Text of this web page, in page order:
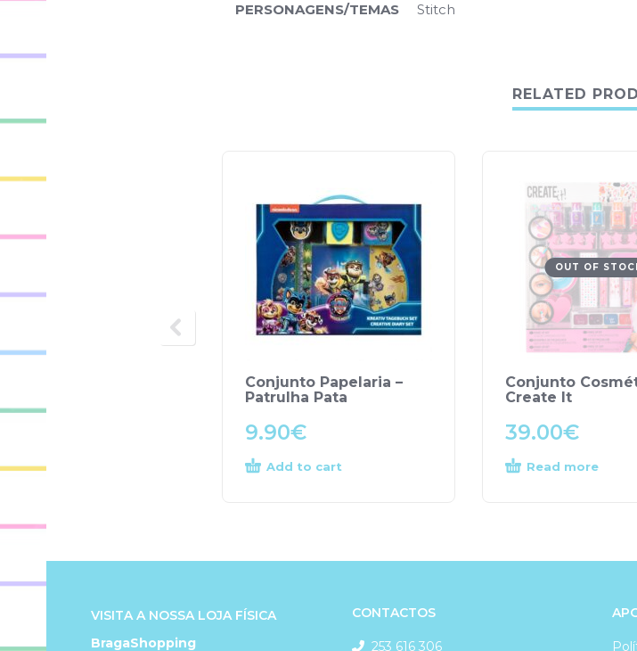
PERSONAGENS/TEMAS Stitch
RELATED
Conjunto Papelaria –
Patrulha Pata
9.90€
Add to cart
OUT OF
Conjunto
Create It
39.00€
Read more
VISITA A NOSSA LOJA FÍSICA
BragaShopping
CONTACTOS
253 616 306